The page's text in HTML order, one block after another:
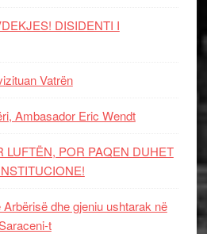
DISIDENTI I
Vatrën
Ambasador Eric Wendt
LUFTËN, POR PAQEN DUHET
dhe gjeniu ushtarak në
t